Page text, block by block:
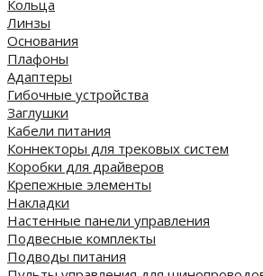
Кольца
Линзы
Основания
Плафоны
Адаптеры
Гибочные устройства
Заглушки
Кабели питания
Коннекторы для трековых систем
Коробки для драйверов
Крепежные элементы
Накладки
Настенные панели управления
Подвесные комплекты
Подводы питания